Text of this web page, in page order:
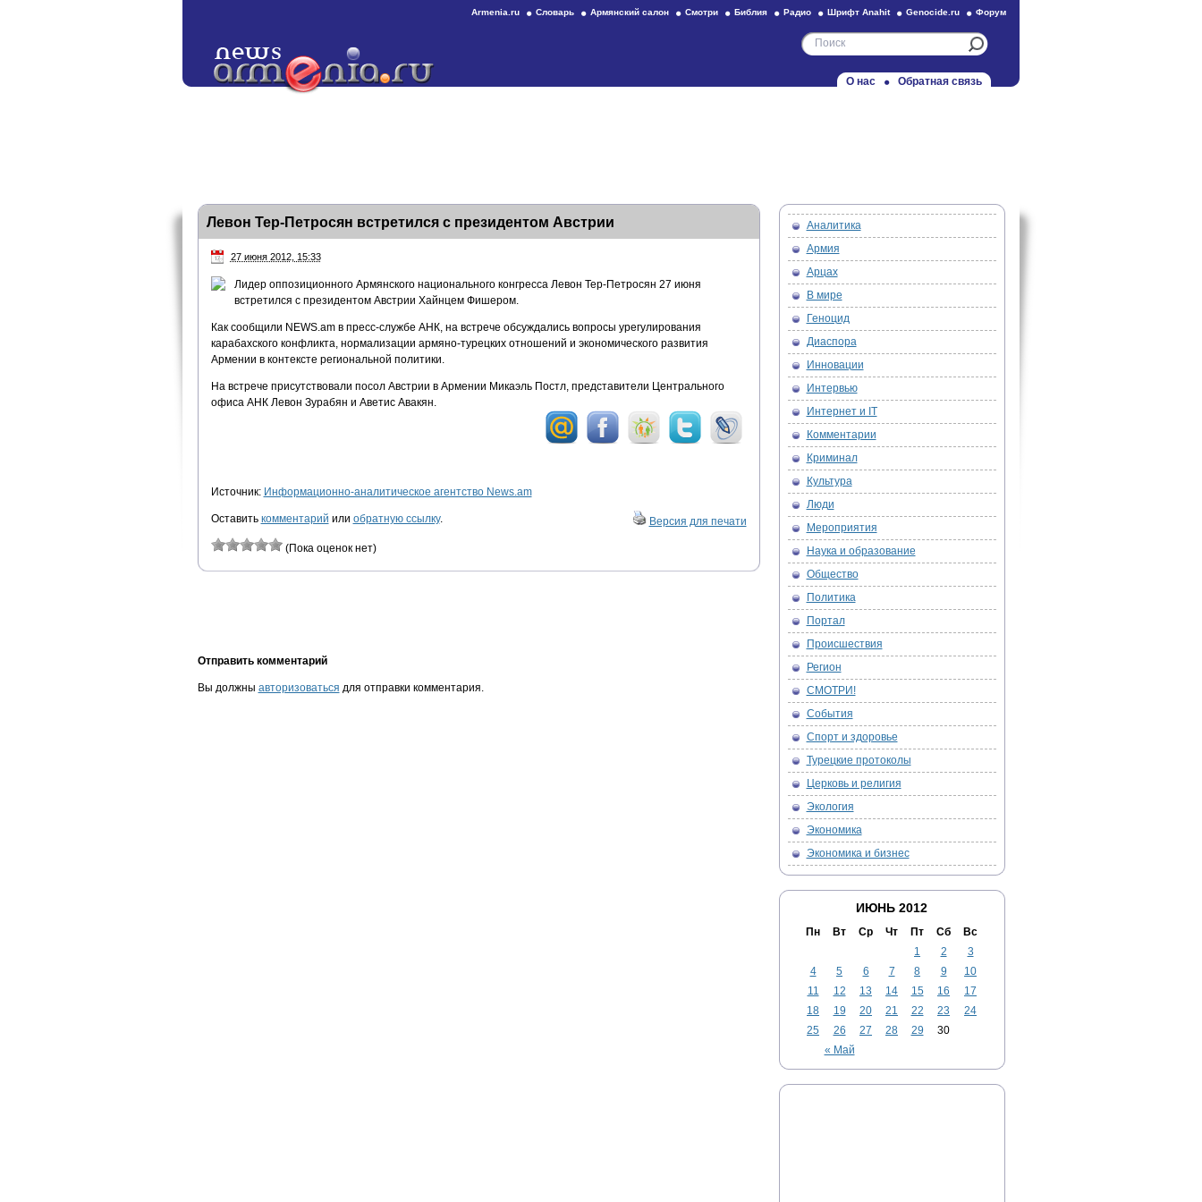
Armenia.ru Словарь Армянский салон Смотри Библия Радио Шрифт Anahit Genocide.ru Форум
О нас Обратная связь
Левон Тер-Петросян встретился с президентом Австрии
27 июня 2012, 15:33
Лидер оппозиционного Армянского национального конгресса Левон Тер-Петросян 27 июня
встретился с президентом Австрии Хайнцем Фишером.
Как сообщили NEWS.am в пресс-службе АНК, на встрече обсуждались вопросы урегулирования
карабахского конфликта, нормализации армяно-турецких отношений и экономического развития
Армении в контексте региональной политики.
На встрече присутствовали посол Австрии в Армении Микаэль Постл, представители Центрального
офиса АНК Левон Зурабян и Аветис Авакян.
Источник: Информационно-аналитическое агентство News.am
Оставить комментарий или обратную ссылку. Версия для печати
(Пока оценок нет)
Отправить комментарий
Вы должны авторизоваться для отправки комментария.
Аналитика
Армия
Арцах
В мире
Геноцид
Диаспора
Инновации
Интервью
Интернет и IT
Комментарии
Криминал
Культура
Люди
Мероприятия
Наука и образование
Общество
Политика
Портал
Происшествия
Регион
СМОТРИ!
События
Спорт и здоровье
Турецкие протоколы
Церковь и религия
Экология
Экономика
Экономика и бизнес
ИЮНЬ 2012
Пн Вт Ср Чт Пт Сб Вс
« Май
1 2
3
4
5 6 7 8 9
10
11
12 13 14 15 16
17
18
19 20 21 22 23
24
25
26 27 28 29 30